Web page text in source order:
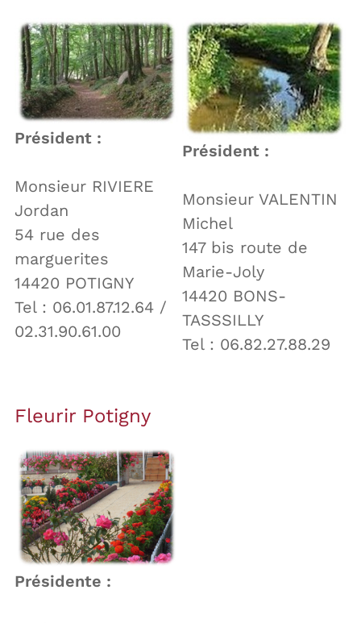
Président :
Monsieur RIVIERE
Jordan
54 rue des
marguerites
14420 POTIGNY
Tel : 06.01.87.12.64 /
02.31.90.61.00
Président :
Monsieur VALENTIN
Michel
147 bis route de
Marie-Joly
14420 BONS-
TASSSILLY
Tel : 06.82.27.88.29
Fleurir Potigny
Présidente :